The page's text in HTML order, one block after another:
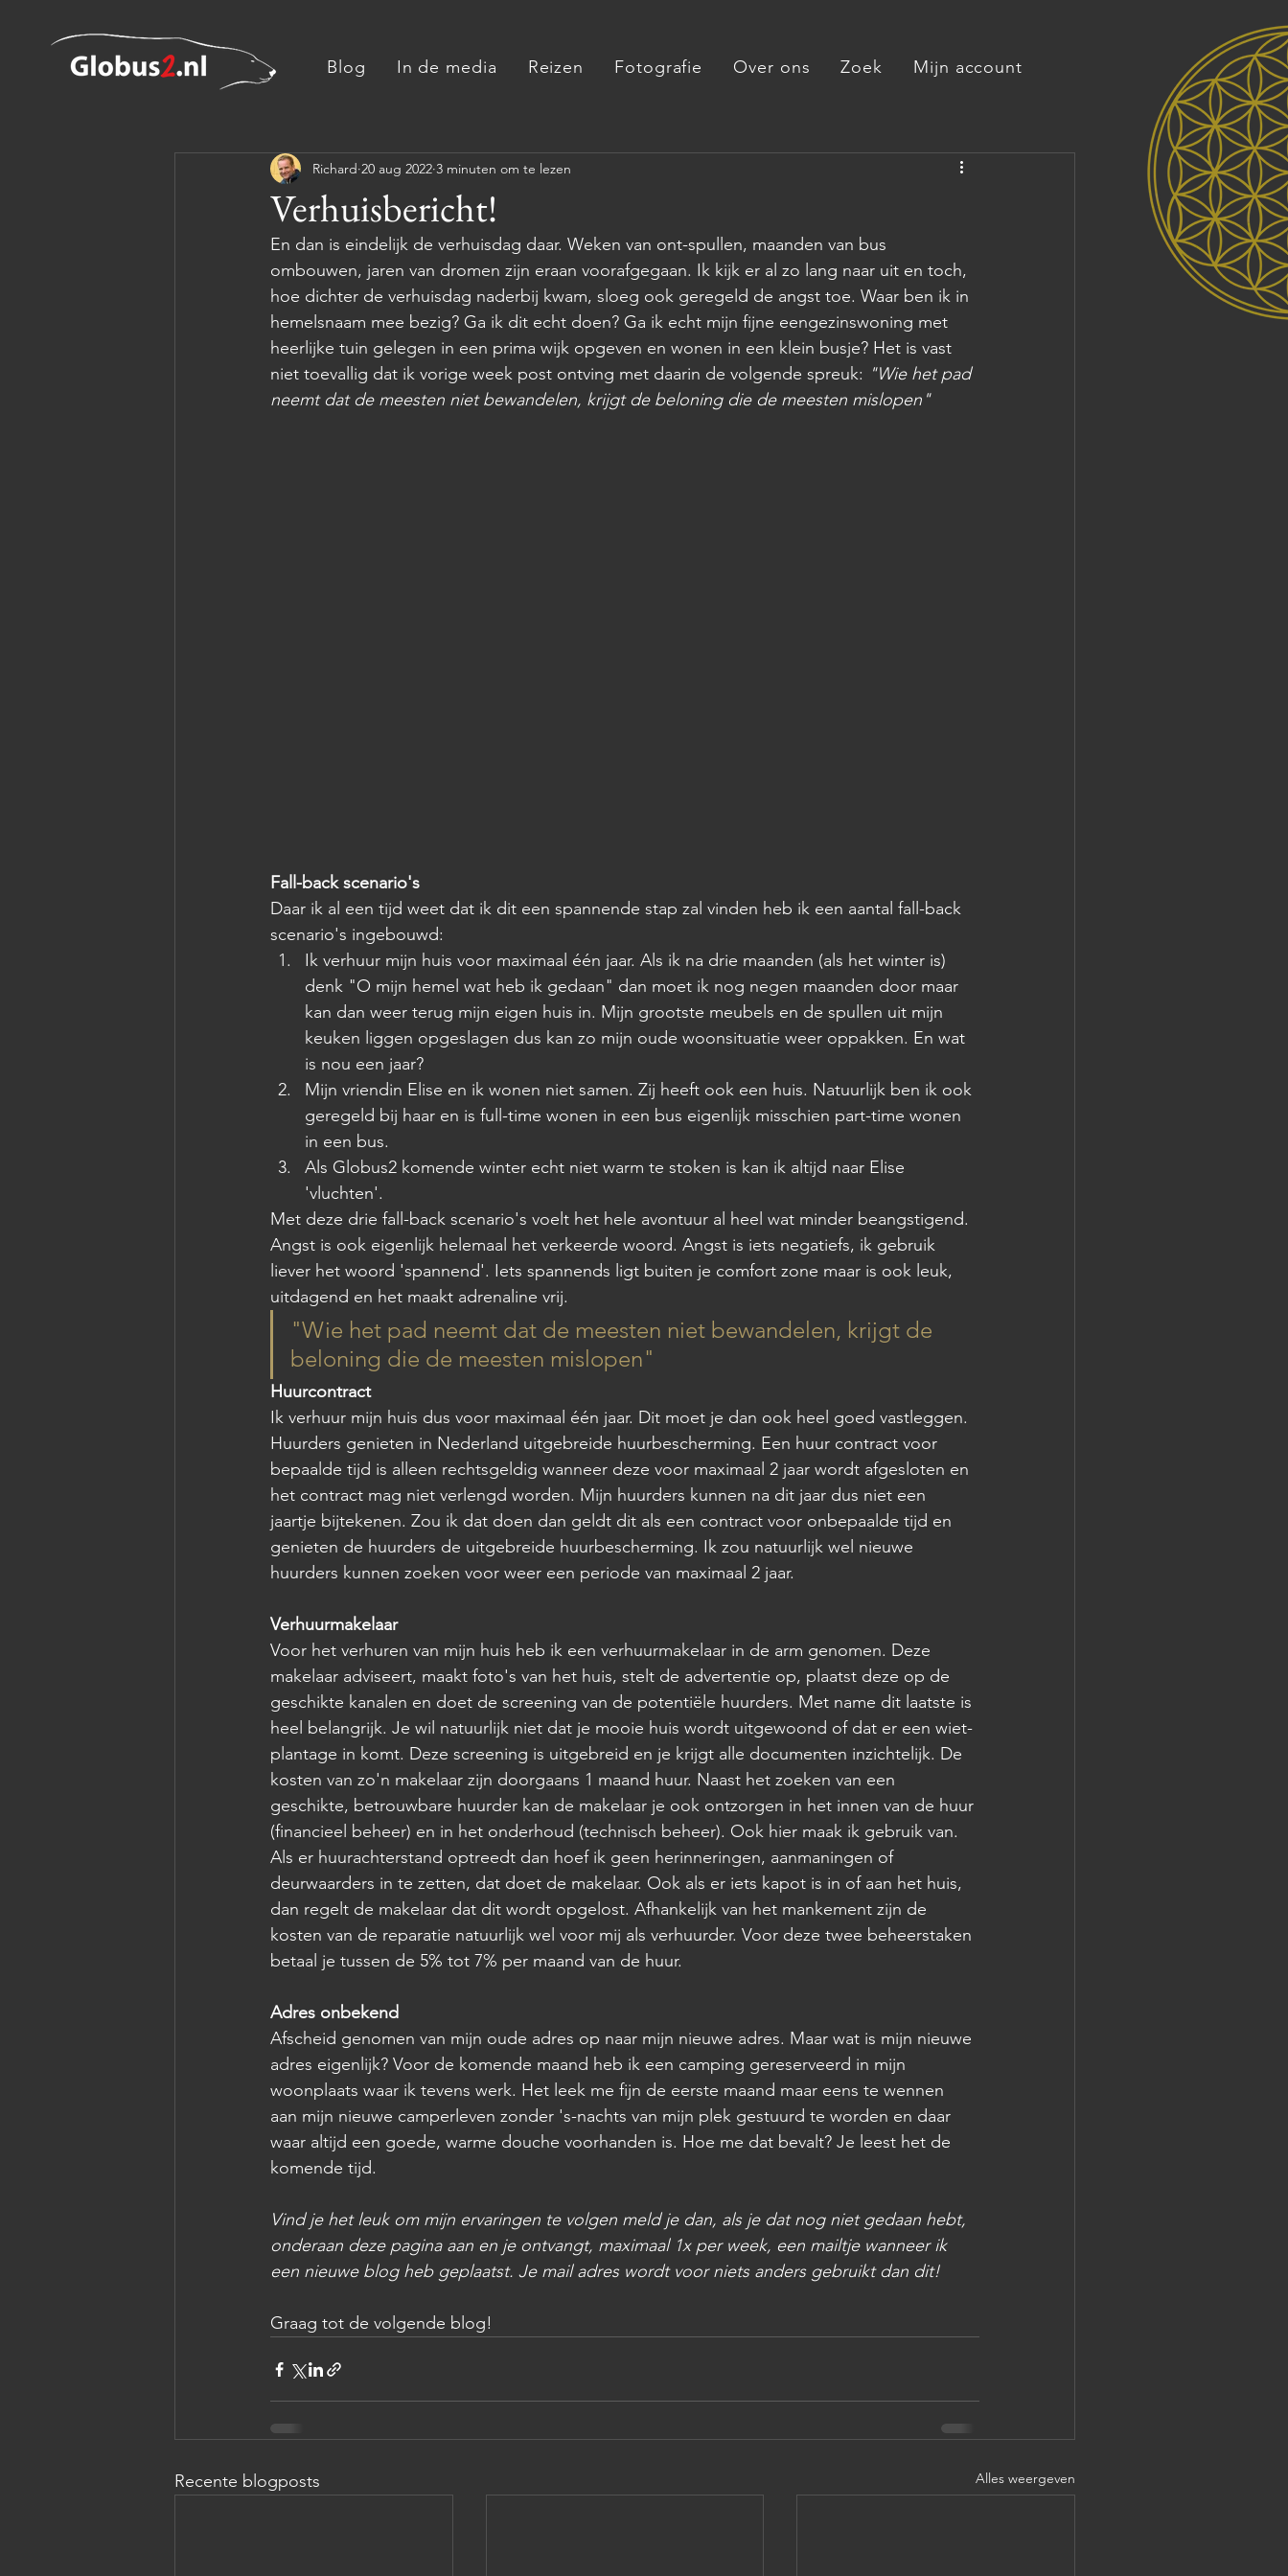
Blog In de media Reizen Fotografie Over ons Zoek Mijn account
Verhuisbericht!
Richard 20 aug 2022 3 minuten om te lezen
En dan is eindelijk de verhuisdag daar. Weken van ont-spullen, maanden van bus
ombouwen, jaren van dromen zijn eraan voorafgegaan. Ik kijk er al zo lang naar uit en toch,
hoe dichter de verhuisdag naderbij kwam, sloeg ook geregeld de angst toe. Waar ben ik in
hemelsnaam mee bezig? Ga ik dit echt doen? Ga ik echt mijn fijne eengezinswoning met
heerlijke tuin gelegen in een prima wijk opgeven en wonen in een klein busje? Het is vast
niet toevallig dat ik vorige week post ontving met daarin de volgende spreuk: "Wie het pad
neemt dat de meesten niet bewandelen, krijgt de beloning die de meesten mislopen"
Fall-back scenario's
Daar ik al een tijd weet dat ik dit een spannende stap zal vinden heb ik een aantal fall-back
scenario's ingebouwd:
Ik verhuur mijn huis voor maximaal één jaar. Als ik na drie maanden (als het winter is)
denk "O mijn hemel wat heb ik gedaan" dan moet ik nog negen maanden door maar
kan dan weer terug mijn eigen huis in. Mijn grootste meubels en de spullen uit mijn
keuken liggen opgeslagen dus kan zo mijn oude woonsituatie weer oppakken. En wat
is nou een jaar?
Mijn vriendin Elise en ik wonen niet samen. Zij heeft ook een huis. Natuurlijk ben ik ook
geregeld bij haar en is full-time wonen in een bus eigenlijk misschien part-time wonen
in een bus.
Als Globus2 komende winter echt niet warm te stoken is kan ik altijd naar Elise
'vluchten'.
Met deze drie fall-back scenario's voelt het hele avontuur al heel wat minder beangstigend.
Angst is ook eigenlijk helemaal het verkeerde woord. Angst is iets negatiefs, ik gebruik
liever het woord 'spannend'. Iets spannends ligt buiten je comfort zone maar is ook leuk,
uitdagend en het maakt adrenaline vrij.
"Wie het pad neemt dat de meesten niet bewandelen, krijgt de
beloning die de meesten mislopen"
Huurcontract
Ik verhuur mijn huis dus voor maximaal één jaar. Dit moet je dan ook heel goed vastleggen.
Huurders genieten in Nederland uitgebreide huurbescherming. Een huur contract voor
bepaalde tijd is alleen rechtsgeldig wanneer deze voor maximaal 2 jaar wordt afgesloten en
het contract mag niet verlengd worden. Mijn huurders kunnen na dit jaar dus niet een
jaartje bijtekenen. Zou ik dat doen dan geldt dit als een contract voor onbepaalde tijd en
genieten de huurders de uitgebreide huurbescherming. Ik zou natuurlijk wel nieuwe
huurders kunnen zoeken voor weer een periode van maximaal 2 jaar.
Verhuurmakelaar
Voor het verhuren van mijn huis heb ik een verhuurmakelaar in de arm genomen. Deze
makelaar adviseert, maakt foto's van het huis, stelt de advertentie op, plaatst deze op de
geschikte kanalen en doet de screening van de potentiële huurders. Met name dit laatste is
heel belangrijk. Je wil natuurlijk niet dat je mooie huis wordt uitgewoond of dat er een wiet-
plantage in komt. Deze screening is uitgebreid en je krijgt alle documenten inzichtelijk. De
kosten van zo'n makelaar zijn doorgaans 1 maand huur. Naast het zoeken van een
geschikte, betrouwbare huurder kan de makelaar je ook ontzorgen in het innen van de huur
(financieel beheer) en in het onderhoud (technisch beheer). Ook hier maak ik gebruik van.
Als er huurachterstand optreedt dan hoef ik geen herinneringen, aanmaningen of
deurwaarders in te zetten, dat doet de makelaar. Ook als er iets kapot is in of aan het huis,
dan regelt de makelaar dat dit wordt opgelost. Afhankelijk van het mankement zijn de
kosten van de reparatie natuurlijk wel voor mij als verhuurder. Voor deze twee beheerstaken
betaal je tussen de 5% tot 7% per maand van de huur.
Adres onbekend
Afscheid genomen van mijn oude adres op naar mijn nieuwe adres. Maar wat is mijn nieuwe
adres eigenlijk? Voor de komende maand heb ik een camping gereserveerd in mijn
woonplaats waar ik tevens werk. Het leek me fijn de eerste maand maar eens te wennen
aan mijn nieuwe camperleven zonder 's-nachts van mijn plek gestuurd te worden en daar
waar altijd een goede, warme douche voorhanden is. Hoe me dat bevalt? Je leest het de
komende tijd.
Vind je het leuk om mijn ervaringen te volgen meld je dan, als je dat nog niet gedaan hebt,
onderaan deze pagina aan en je ontvangt, maximaal 1x per week, een mailtje wanneer ik
een nieuwe blog heb geplaatst. Je mail adres wordt voor niets anders gebruikt dan dit!
Graag tot de volgende blog!
Recente blogposts Alles weergeven